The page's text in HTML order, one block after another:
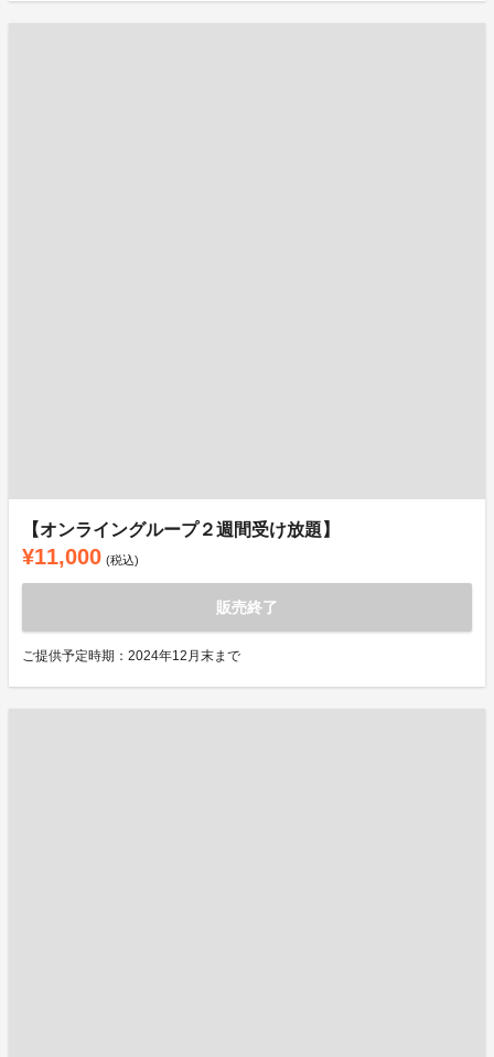
【オンライングループ２週間受け放題】
¥11,000 (税込)
販売終了
ご提供予定時期：2024年12月末まで